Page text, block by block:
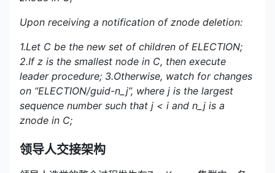
Upon receiving a notification of znode deletion:
1.Let C be the new set of children of ELECTION;
2.If z is the smallest node in C, then execute
leader procedure; 3.Otherwise, watch for changes
on “ELECTION/guid-n_j”, where j is the largest
sequence number such that j < i and n_j is a
znode in C;
领导人交接架构